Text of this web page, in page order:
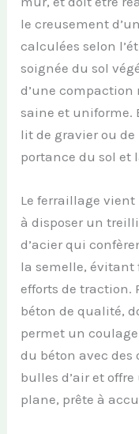
le creusement
calculées selon
soignée du sol
d’une
saine et uniforme.
lit de gravier ou
portance du sol et
Le ferraillage vient
à disposer un
d’acier qui
la semelle, évitant
efforts de traction.
béton de qualité,
permet un
du béton avec
bulles d’air et
plane, prête à